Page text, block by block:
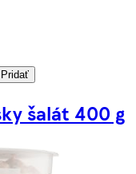
Pridať
šalát 400 g